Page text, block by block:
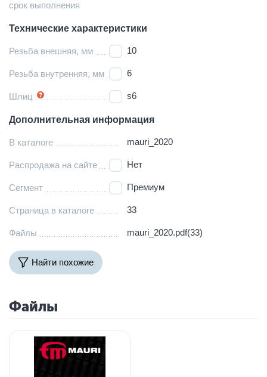
срок выполнения
Технические характеристики
Резьба внешняя, мм 10
Резьба внутренняя, мм 6
Шлиц s6
Дополнительная информация
В каталоге mauri_2020
Распродажа на сайте Нет
Сегмент Премиум
Страница в каталоге 33
Файлы mauri_2020.pdf(33)
Найти похожие
Файлы